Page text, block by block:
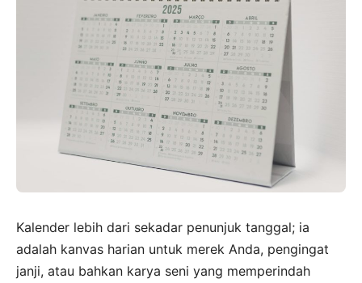
Kalender lebih dari sekadar penunjuk tanggal; ia
adalah kanvas harian untuk merek Anda, pengingat
janji, atau bahkan karya seni yang memperindah